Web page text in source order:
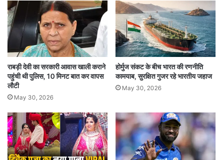
क्षेत्र में डटे हुए हैं। टीमें पानी के नमूने, मरीजों की मेडिकल
रिपोर्ट और अन्य पहलुओं की जांच कर रही हैं।
स्टेट सर्विलांस के प्रमुख डॉ. अश्विन भागवत ने बताया कि
यह पहली बार है जब किसी छोटे क्षेत्र में इतनी कम अवधि में
इतने मरीज सामने आए हैं। उन्होंने कहा कि जब तक लोगों
स्थिति पर पूरी तरह नियंत्रण पाना मुश्किल होगा। जांच टीमें
करीब 15 दिनों तक क्षेत्र में रहकर निगरानी करेंगी।
राबड़ी देवी का सरकारी आवास खाली कराने
पहुंची थी पुलिस, 10 मिनट बात कर वापस
लौटी
May 30, 2026
होर्मुज संकट के बीच भारत की रणनीति
कामयाब, सुरक्षित गुजर रहे भारतीय जहाज
May 30, 2026